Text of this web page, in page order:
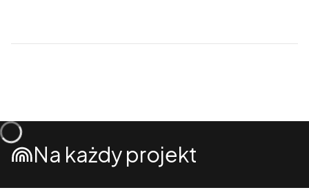
Na każdy projekt